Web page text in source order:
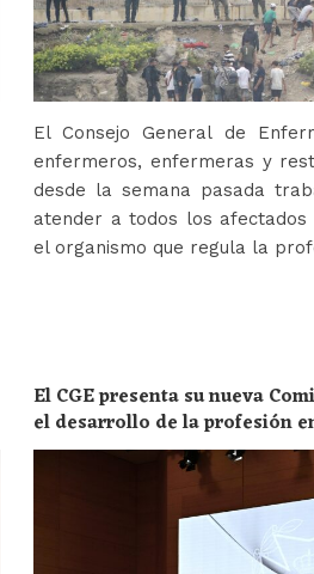
El Consejo General de
enfermeros, enfermeras y
desde la semana pasada
atender a todos los
el organismo que regula la
El CGE presenta su nueva
el desarrollo de la profesión